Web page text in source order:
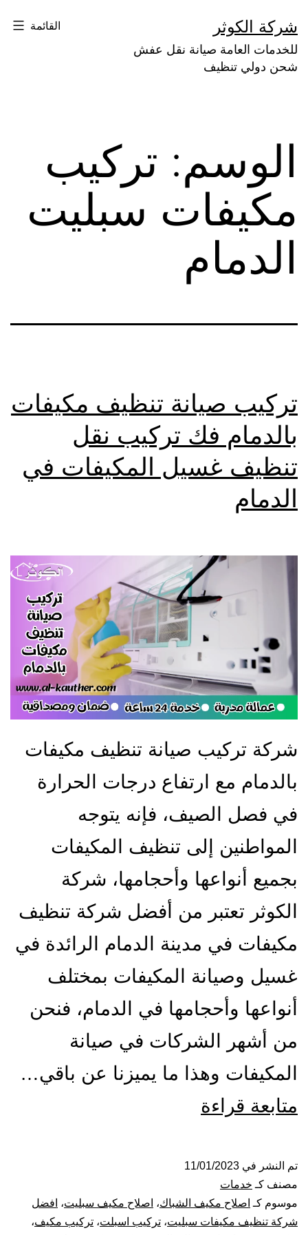
إلى
المحتوى
شركة الكوثر
للخدمات العامة صيانة نقل عفش
شحن دولي تنظيف
القائمة
الوسم: تركيب
مكيفات سبليت
الدمام
تركيب صيانة تنظيف مكيفات
بالدمام فك تركيب نقل
تنظيف غسيل المكيفات في
الدمام
شركة تركيب صيانة تنظيف مكيفات
بالدمام مع ارتفاع درجات الحرارة
في فصل الصيف، فإنه يتوجه
المواطنين إلى تنظيف المكيفات
بجميع أنواعها وأحجامها، شركة
الكوثر تعتبر من أفضل شركة تنظيف
مكيفات في مدينة الدمام الرائدة في
غسيل وصيانة المكيفات بمختلف
أنواعها وأحجامها في الدمام، فنحن
من أشهر الشركات في صيانة
المكيفات وهذا ما يميزنا عن باقي…
متابعة قراءة
تنظيف
مكيفات
تم النشر في 11/01/2023
مصنف كـ خدمات
موسوم كـ اصلاح مكيف الشباك، اصلاح مكيف سبليت، افضل
شركة تنظيف مكيفات سبليت، تركيب اسبلت، تركيب مكيف،